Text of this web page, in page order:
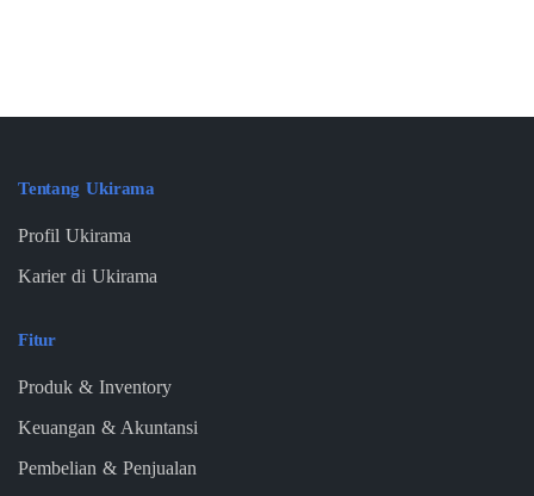
Tentang Ukirama
Profil Ukirama
Karier di Ukirama
Fitur
Produk & Inventory
Keuangan & Akuntansi
Pembelian & Penjualan